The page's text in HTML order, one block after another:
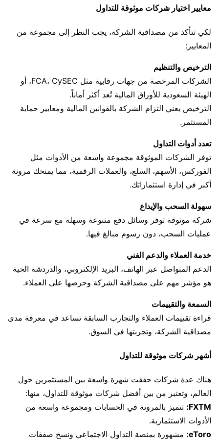
معايير اختيار شركات موثوقة للتداول
لكي تتأكد من مصداقية الشركة، يجب النظر إلى مجموعة من
المعايير:
الترخيص والتنظيم
الشركات المرخصة من جهات رقابية مثل FCA، CySEC، أو
الهيئة السعودية للأوراق المالية تُعد أكثر أماناً.
الترخيص يعني التزام الشركة بالقوانين المالية ومعايير حماية
المستثمر.
تعدد أدوات التداول
توفر الشركات الموثوقة مجموعة واسعة من الأدوات مثل
الفوركس، الأسهم، السلع، والعملات الرقمية، مما يمنحك مرونة
أكبر في إدارة استثماراتك.
سهولة السحب والإيداع
شركة موثوقة توفر وسائل دفع متنوعة وسهلة مع سرعة في
عمليات السحب، دون رسوم مبالغ فيها.
خدمة العملاء والدعم الفني
الدعم المتواصل عبر الهاتف، البريد الإلكتروني، والدردشة الحية
هو مؤشر مهم على مصداقية الشركة وحرصها على العملاء.
السمعة والتقييمات
قراءة تقييمات العملاء والتجارب السابقة تساعد في معرفة مدى
مصداقية الشركة، وتجربتها في السوق.
أشهر شركات موثوقة للتداول
هناك عدة شركات حققت شهرة واسعة بين المستثمرين حول
العالم، وتعتبر من بين أفضل شركات موثوقة للتداول، منها:
FXTM: تتميز بالمرونة في الحسابات ومجموعة واسعة من
الأدوات الاستثمارية.
eToro: مشهورة بمنصة التداول الاجتماعي ونسخ صفقات